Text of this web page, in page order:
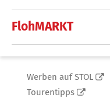
FlohMARKT
Werben auf STOL
Tourentipps